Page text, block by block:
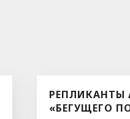
РЕПЛИКАНТЫ
«БЕГУЩЕГО